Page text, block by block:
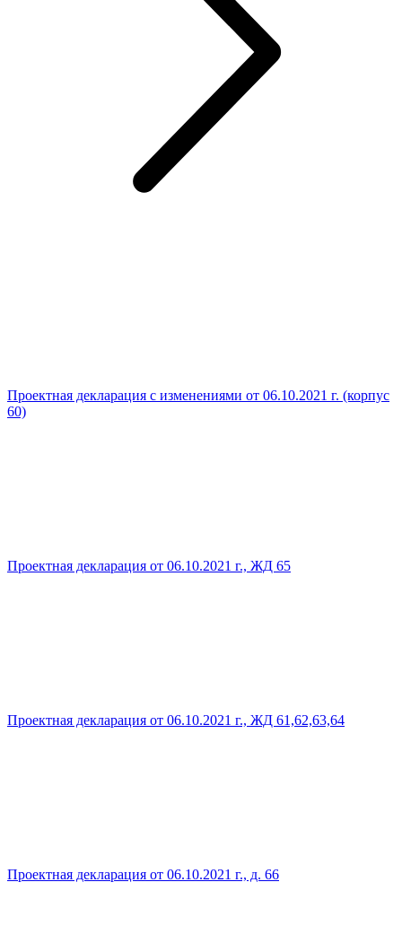
Проектная декларация с изменениями от 06.10.2021 г. (корпус
60)
Проектная декларация от 06.10.2021 г., ЖД 65
Проектная декларация от 06.10.2021 г., ЖД 61,62,63,64
Проектная декларация от 06.10.2021 г., д. 66